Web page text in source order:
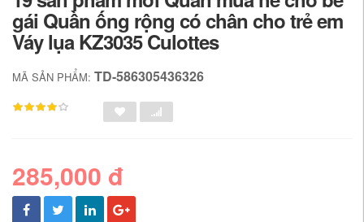
gái Quần ống rộng có chân cho trẻ em
Váy lụa KZ3035 Culottes
MÃ SẢN PHẨM: TD-586305436326
285,000 đ